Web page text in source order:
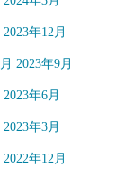
2023年12月
2023年9月
2023年6月
2023年3月
2022年12月